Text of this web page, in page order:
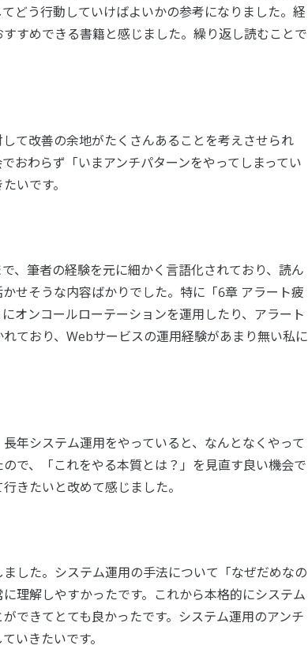
どう行動していけばよいかの参考になりました。経
すめできる書籍と感じました。繰り返し読むことで
て改善の余地がたくさんあることを考えさせられ
おわらず「いまアンチパターンをやってしまってい
いです。
、筆者の経験を元に細かく言語化されており、読ん
せそうな内容ばかりでした。特に「6章 アラート疲
オンコールローテーションを運用したり、アラート
ており、Webサービスの運用経験があまり無い私に
年システム運用をやっていると、なんとなくやって
で、「これをやる本質とは？」を見直す良い機会で
きたいと改めて感じました。
した。システム運用の手法について「なぜだめなの
理解しやすかったです。これから本格的にシステム
できてとても良かったです。システム運用のアンチ
いきたいです。